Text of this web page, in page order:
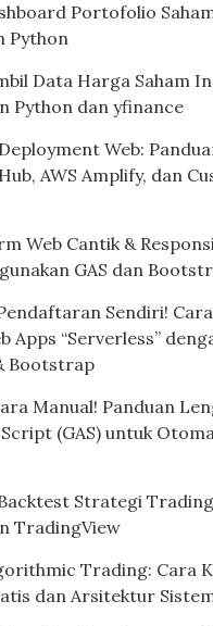
Portofolio
Python
Data Harga Saham
Python dan yfinance
Web:
AWS Amplify, dan
Web Cantik &
GAS dan
Sendiri! Cara
Apps “Serverless”
Bootstrap
Manual! Panduan
(GAS) untuk
Strategi
TradingView
Trading: Cara
dan Arsitektur